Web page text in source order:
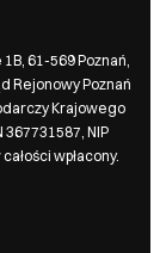
61-569 Poznań,
Rejonowy Poznań
Krajowego
367731587, NIP
wpłacony.